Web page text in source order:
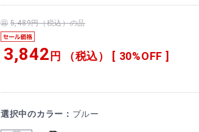
5,489円（税込）の品
3,842円 （税込） [ 30%OFF ]
選択中のカラー： ブルー